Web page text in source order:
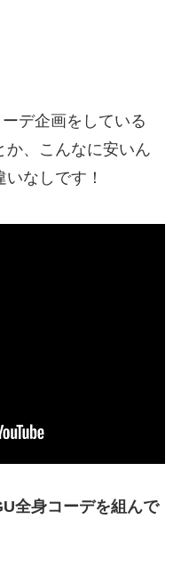
デ企画をしている
か、こんなに安いん
なしです！
全身コーデを組んで